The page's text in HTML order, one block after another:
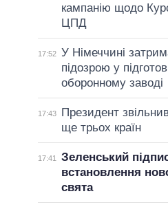
кампанію щодо
ЦПД
17:52 У Німеччині
підозрою у
оборонному заводі
17:43
Президент
ще трьох країн
17:41
Зеленський
встановлення
свята